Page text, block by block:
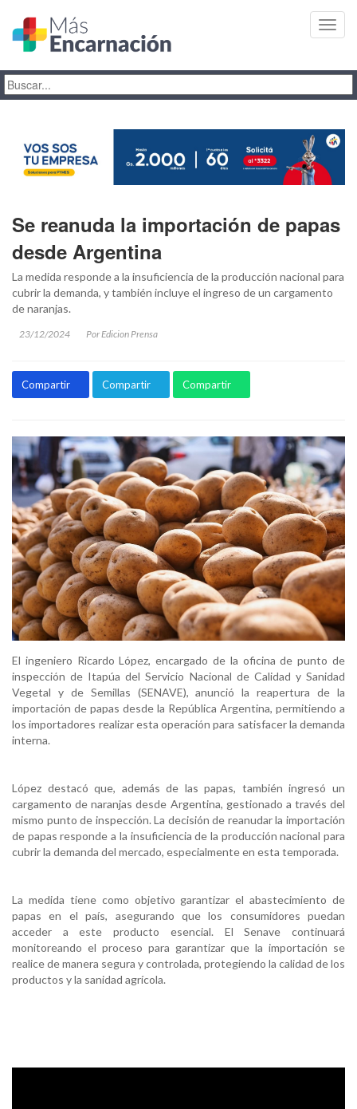
Se reanuda la importación de papas
desde Argentina
La medida responde a la insuficiencia de la producción nacional para
cubrir la demanda, y también incluye el ingreso de un cargamento
de naranjas.
23/12/2024 Por Edicion Prensa
Compartir Compartir Compartir
El ingeniero Ricardo López, encargado de la oficina de punto de
inspección de Itapúa del Servicio Nacional de Calidad y Sanidad
Vegetal y de Semillas (SENAVE), anunció la reapertura de la
importación de papas desde la República Argentina, permitiendo a
los importadores realizar esta operación para satisfacer la demanda
interna.
López destacó que, además de las papas, también ingresó un
cargamento de naranjas desde Argentina, gestionado a través del
mismo punto de inspección. La decisión de reanudar la importación
de papas responde a la insuficiencia de la producción nacional para
cubrir la demanda del mercado, especialmente en esta temporada.
La medida tiene como objetivo garantizar el abastecimiento de
papas en el país, asegurando que los consumidores puedan
acceder a este producto esencial. El Senave continuará
monitoreando el proceso para garantizar que la importación se
realice de manera segura y controlada, protegiendo la calidad de los
productos y la sanidad agrícola.